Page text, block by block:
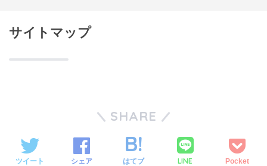
サイトマップ
SHARE
ツイート シェア はてブ LINE Pocket